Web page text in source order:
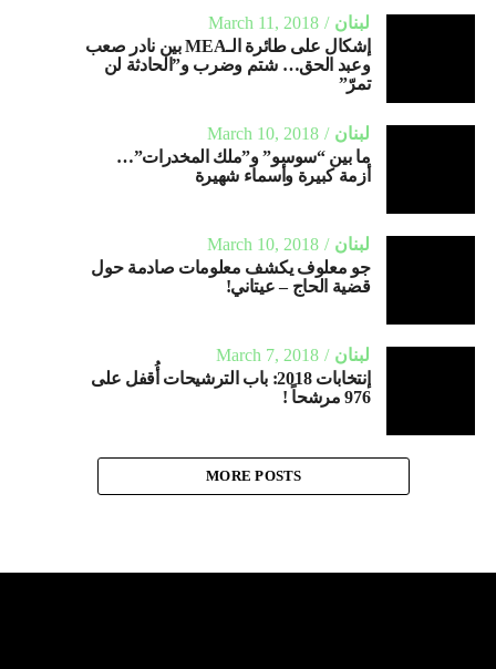
لبنان
March 11, 2018
إشكال على طائرة الـMEA بين نادر صعب
وعبد الحق… شتم وضرب و”الحادثة لن
تمرّ”
لبنان
March 10, 2018
ما بين “سوسو” و”ملك المخدرات”…
أزمة كبيرة وأسماء شهيرة
لبنان
March 10, 2018
جو معلوف يكشف معلومات صادمة حول
قضية الحاج – عيتاني!
لبنان
March 7, 2018
إنتخابات 2018: باب الترشيحات أُقفل على
976 مرشحاً !
MORE POSTS